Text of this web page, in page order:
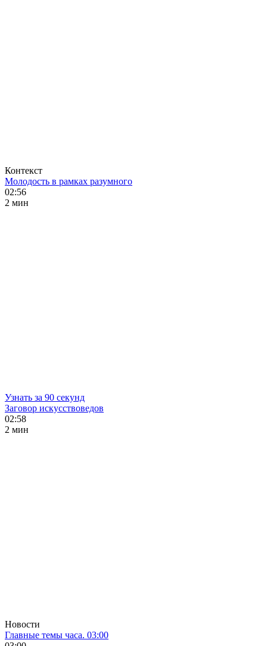
Контекст
Молодость в рамках разумного
02:56
2 мин
Узнать за 90 секунд
Заговор искусствоведов
02:58
2 мин
Новости
Главные темы часа. 03:00